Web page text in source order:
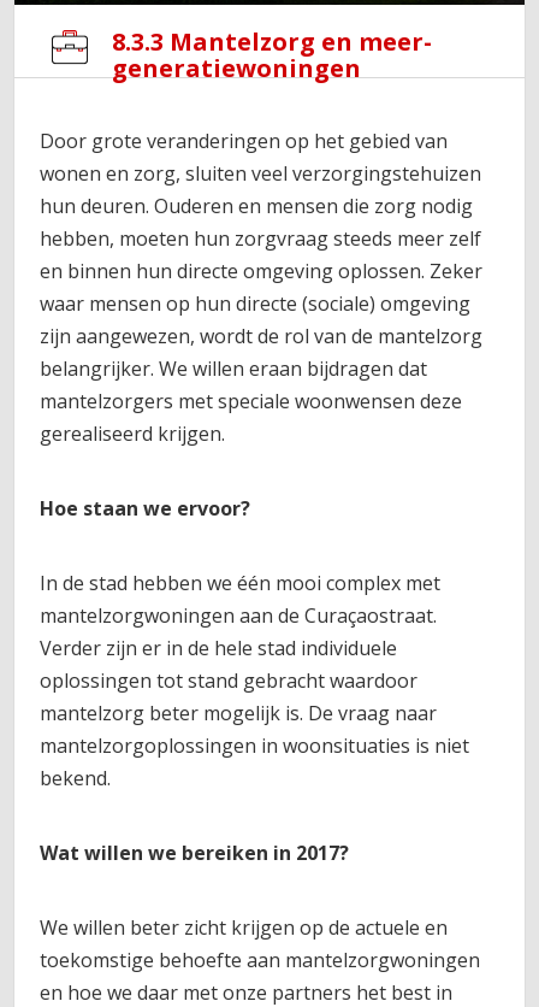
8.3.3 Mantelzorg en meer-
generatiewoningen
Door grote veranderingen op het gebied van
wonen en zorg, sluiten veel verzorgingstehuizen
hun deuren. Ouderen en mensen die zorg nodig
hebben, moeten hun zorgvraag steeds meer zelf
en binnen hun directe omgeving oplossen. Zeker
waar mensen op hun directe (sociale) omgeving
zijn aangewezen, wordt de rol van de mantelzorg
belangrijker. We willen eraan bijdragen dat
mantelzorgers met speciale woonwensen deze
gerealiseerd krijgen.
Hoe staan we ervoor?
In de stad hebben we één mooi complex met
mantelzorgwoningen aan de Curaçaostraat.
Verder zijn er in de hele stad individuele
oplossingen tot stand gebracht waardoor
mantelzorg beter mogelijk is. De vraag naar
mantelzorgoplossingen in woonsituaties is niet
bekend.
Wat willen we bereiken in 2017?
We willen beter zicht krijgen op de actuele en
toekomstige behoefte aan mantelzorgwoningen
en hoe we daar met onze partners het best in